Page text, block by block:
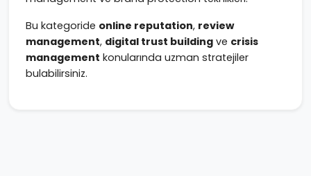
Bu kategoride online reputation, review
management, digital trust building ve crisis
management konularında uzman stratejiler
bulabilirsiniz.